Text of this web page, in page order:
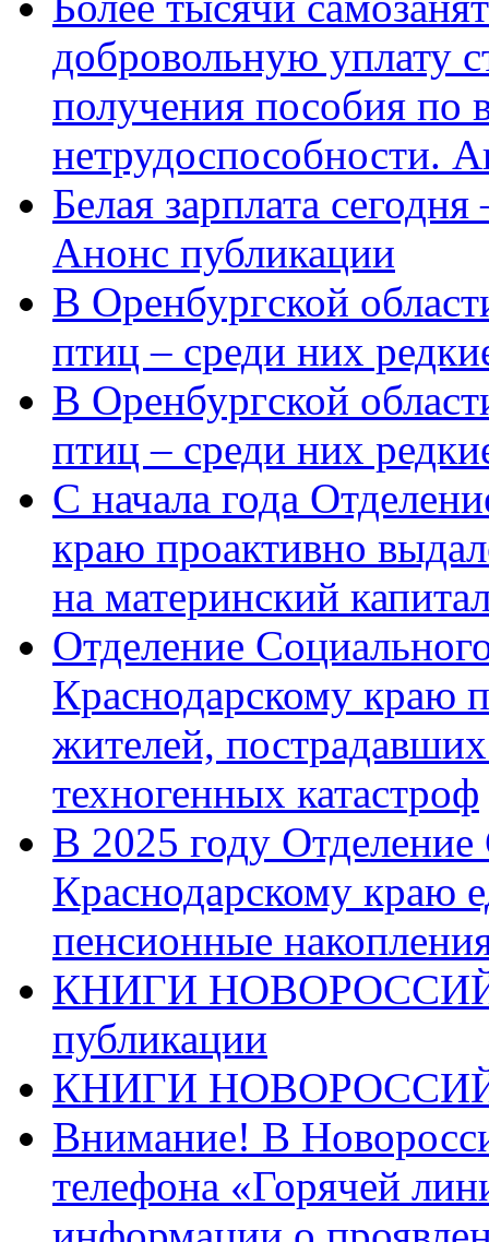
добровольную уплату
получения пособия по
нетрудоспособности.
Белая зарплата
Анонс публикации
В Оренбургской
птиц – среди них
В Оренбургской
птиц – среди них
С начала года
краю проактивно
на материнский
Отделение
Краснодарскому краю
жителей,
техногенных катастроф
В 2025 году
Краснодарскому краю
пенсионные
КНИГИ
публикации
КНИГИ
Внимание! В
телефона «Горячей